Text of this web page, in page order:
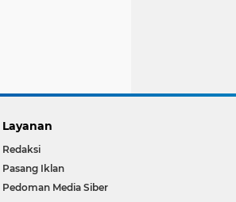
Layanan
Redaksi
Pasang Iklan
Pedoman Media Siber